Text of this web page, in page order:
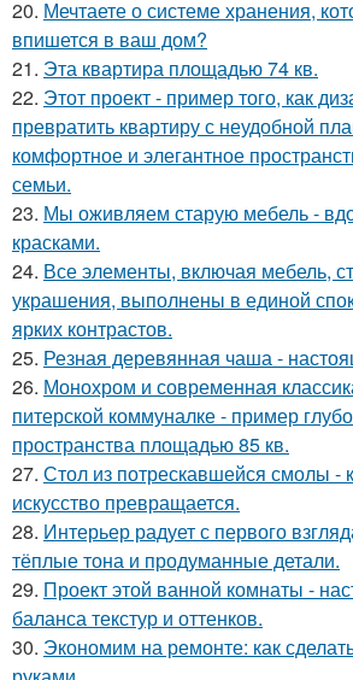
20. Мечтаете о системе хранения,
впишется в ваш дом?
21. Эта квартира площадью 74 кв.
22. Этот проект - пример того, как
превратить квартиру с неудобной
комфортное и элегантное
семьи.
23. Мы оживляем старую мебель -
красками.
24. Все элементы, включая мебель,
украшения, выполнены в единой
ярких контрастов.
25. Резная деревянная чаша -
26. Монохром и современная
питерской коммуналке - пример
пространства площадью 85 кв.
27. Стол из потрескавшейся смолы -
искусство превращается.
28. Интерьер радует с первого
тёплые тона и продуманные детали.
29. Проект этой ванной комнаты -
баланса текстур и оттенков.
30. Экономим на ремонте: как